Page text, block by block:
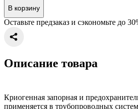
В корзину
Оставьте предзаказ и сэкономьте до
Описание товара
Криогенная запорная и
применяется в трубопроводных